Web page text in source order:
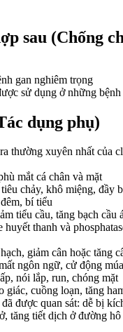
sau (Chống
gan nghiêm trọng
sử dụng ở những
dụng phụ)
thường xuyên nhất của
mắt cá chân và mặt
chảy, khô miệng, đầy
bí tiểu
tiểu cầu, tăng bạch cầu
thanh và
giảm cân hoặc tăng
ngôn ngữ, cử động
nói lắp, run, chóng mặt
cuồng loạn, tăng
được quan sát: dễ bị
tăng tiết dịch ở đường hô